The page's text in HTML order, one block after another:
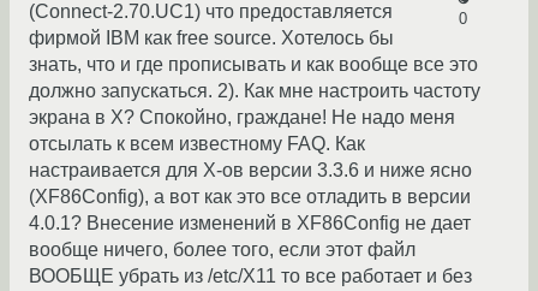
0
(Connect-2.70.UC1) что предоставляется
фирмой IBM как free source. Хотелось бы
знать, что и где прописывать и как вообще все это
должно запускаться. 2). Как мне настроить частоту
экрана в Х? Спокойно, граждане! Не надо меня
отсылать к всем известному FAQ. Как
настраивается для X-ов версии 3.3.6 и ниже ясно
(XF86Config), а вот как это все отладить в версии
4.0.1? Внесение изменений в XF86Config не дает
вообще ничего, более того, если этот файл
ВООБЩЕ убрать из /etc/X11 то все работает и без